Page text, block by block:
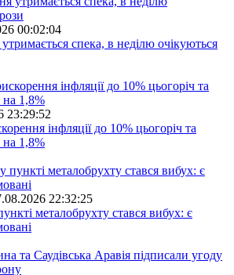
00:02:04
спека, в неділю очікуються
23:29:52
інфляції до 10% цьогоріч та
на 1,8%
22:32:25
металобрухту стався вибух: є